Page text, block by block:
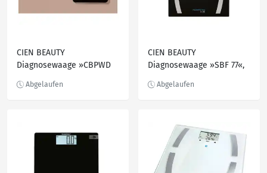
CIEN BEAUTY
Diagnosewaage »CBPWD
CIEN BEAUTY
Diagnosewaage »SBF 77«,